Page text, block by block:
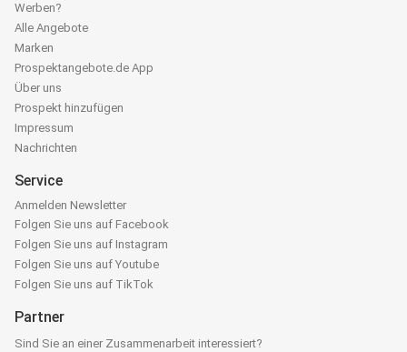
Werben?
Alle Angebote
Marken
Prospektangebote.de App
Über uns
Prospekt hinzufügen
Impressum
Nachrichten
Service
Anmelden Newsletter
Folgen Sie uns auf Facebook
Folgen Sie uns auf Instagram
Folgen Sie uns auf Youtube
Folgen Sie uns auf TikTok
Partner
Sind Sie an einer Zusammenarbeit interessiert?